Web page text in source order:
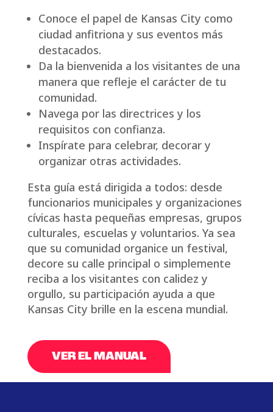
Conoce el papel de Kansas City como
ciudad anfitriona y sus eventos más
destacados.
Da la bienvenida a los visitantes de una
manera que refleje el carácter de tu
comunidad.
Navega por las directrices y los
requisitos con confianza.
Inspírate para celebrar, decorar y
organizar otras actividades.
Esta guía está dirigida a todos: desde
funcionarios municipales y organizaciones
cívicas hasta pequeñas empresas, grupos
culturales, escuelas y voluntarios. Ya sea
que su comunidad organice un festival,
decore su calle principal o simplemente
reciba a los visitantes con calidez y
orgullo, su participación ayuda a que
Kansas City brille en la escena mundial.
VER EL MANUAL